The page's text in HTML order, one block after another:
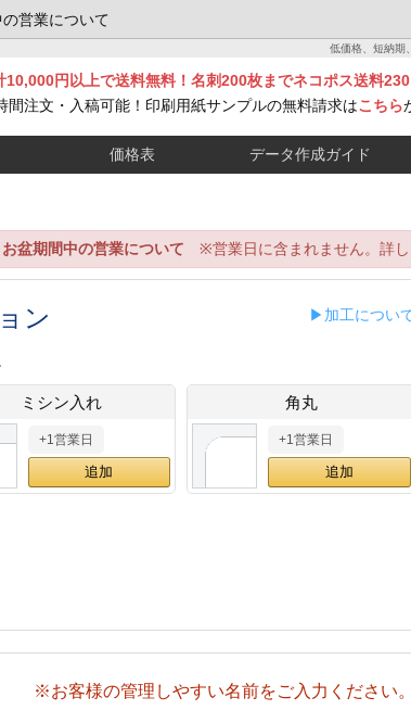
の営業について
低価格、短納期
10,000円以上で送料無料！名刺200枚までネコポス送料230
間注文・入稿可能！印刷用紙サンプルの無料請求はこちら
価格表 データ作成ガイド
お盆期間中の営業について ※営業日に含まれません。詳し
ン ▶加工につい
ミシン入れ
+1営業日
角丸
+1営業日
※お客様の管理しやすい名前をご入力ください。